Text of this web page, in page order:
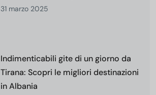
31 marzo 2025
Indimenticabili gite di un giorno da
Tirana: Scopri le migliori destinazioni
in Albania